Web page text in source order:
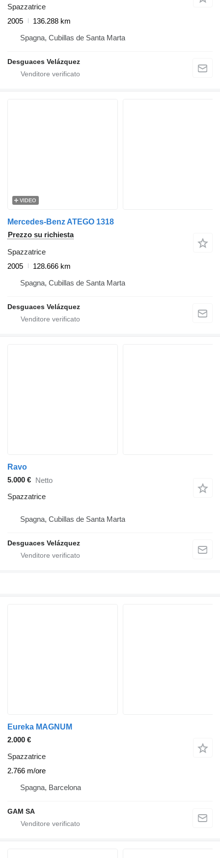
Spazzatrice
2005
136.288 km
Spagna, Cubillas de Santa Marta
Desguaces Velázquez
VIDEO
Mercedes-Benz ATEGO 1318
Prezzo su richiesta
Spazzatrice
2005
128.666 km
Spagna, Cubillas de Santa Marta
Desguaces Velázquez
Ravo
5.000 € Netto
Spazzatrice
Spagna, Cubillas de Santa Marta
Desguaces Velázquez
Eureka MAGNUM
2.000 €
Spazzatrice
2.766 m/ore
Spagna, Barcelona
GAM SA